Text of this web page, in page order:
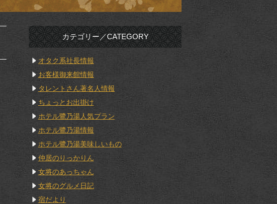
カテゴリー／CATEGORY
オタク系社長情報
お客様御来館情報
タレントさん著名人情報
ちょっとお出掛け
ホテル鷺乃湯人気プラン
ホテル鷺乃湯情報
ホテル鷺乃湯美味しいもの
仲居のりっかりん
女将のあっちゃん
女将のグルメ日記
宿だより